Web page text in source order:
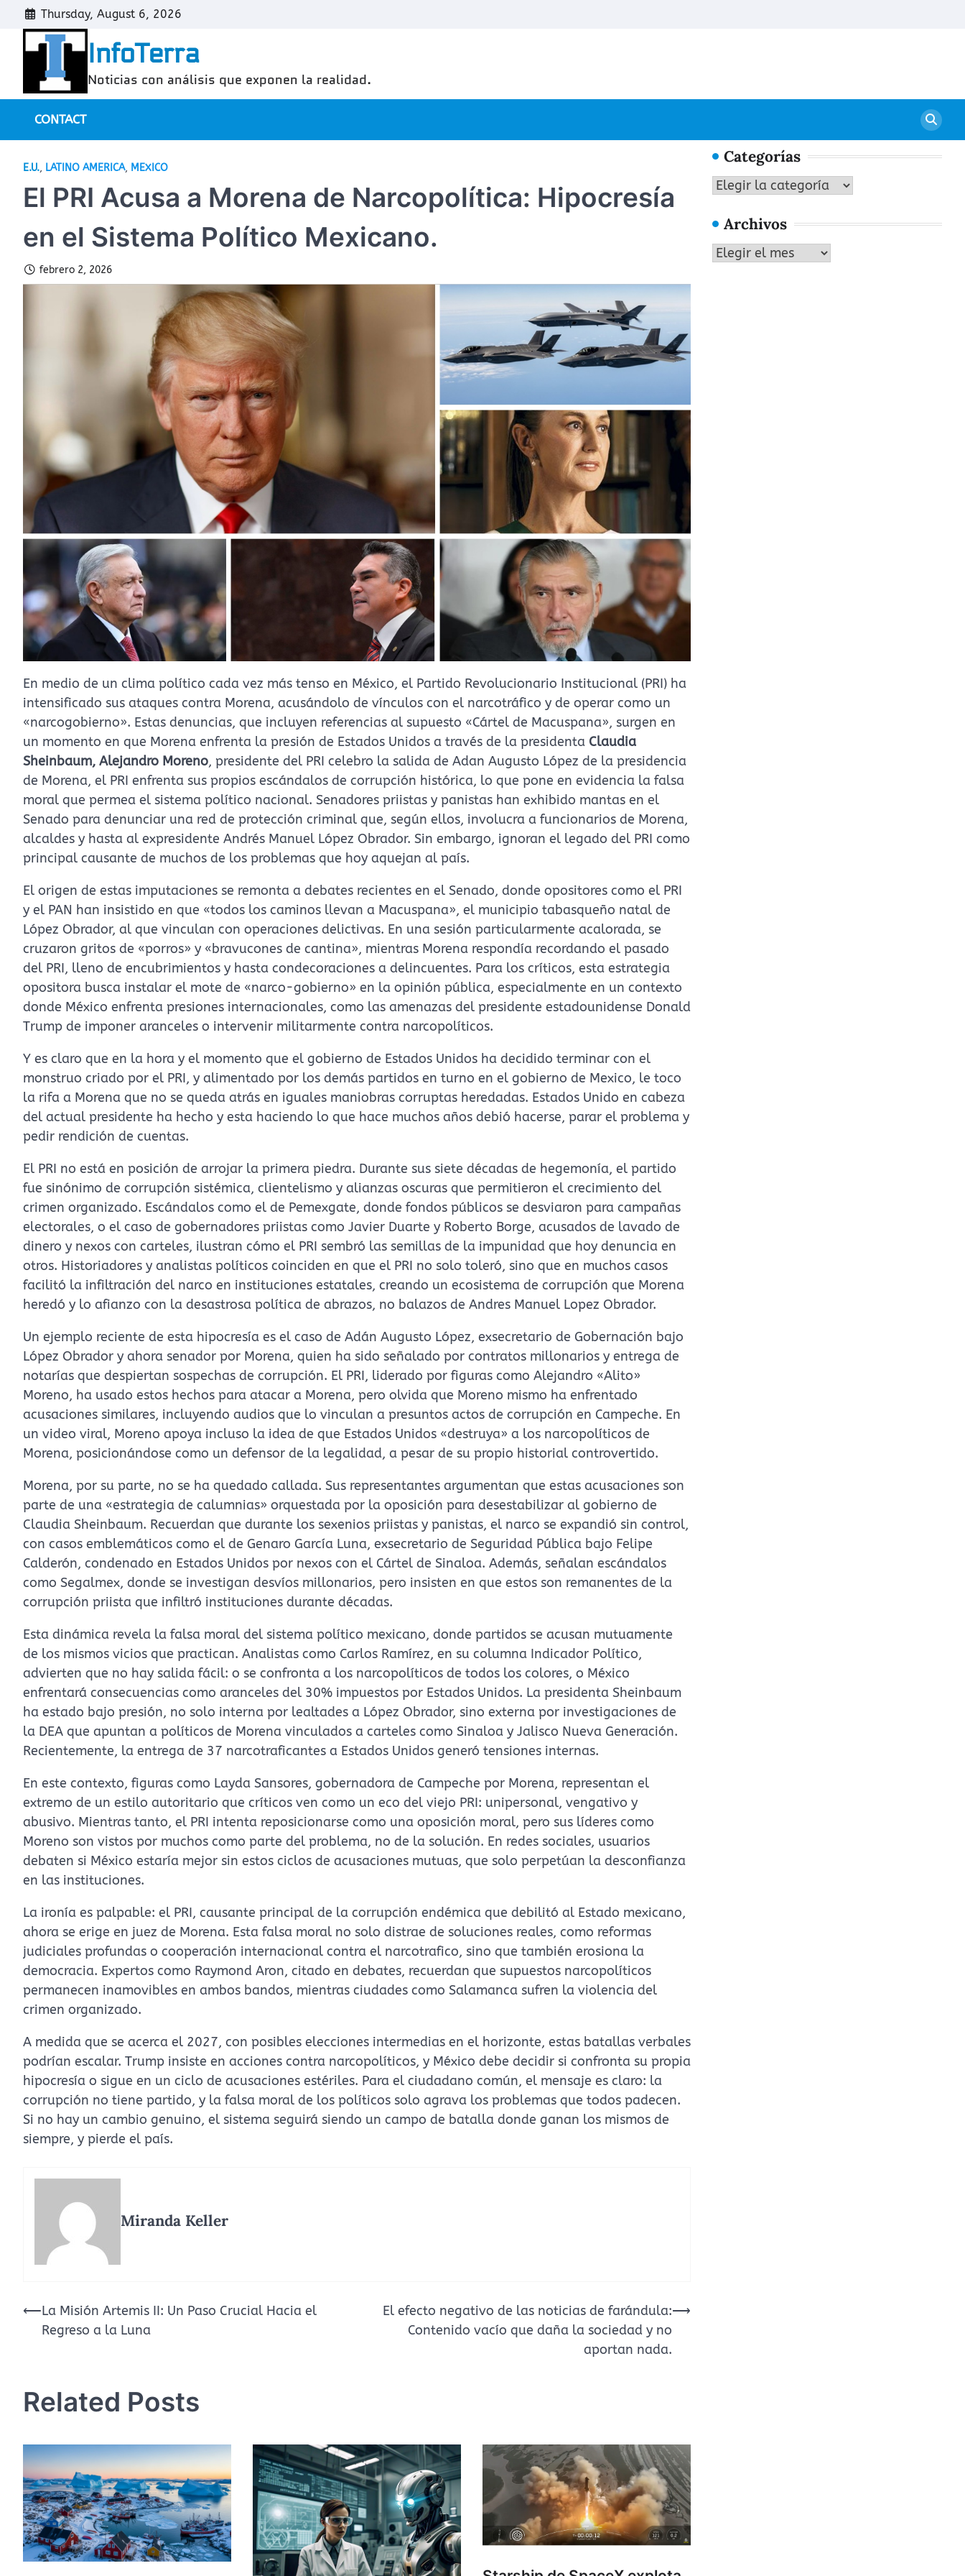
content
Thursday, August 6, 2026
InfoTerra
Noticias con análisis que exponen la realidad.
CONTACT
E.U., LATINO AMERICA, MEXICO
El PRI Acusa a Morena de Narcopolítica: Hipocresía
en el Sistema Político Mexicano.
febrero 2, 2026
En medio de un clima político cada vez más tenso en México, el Partido Revolucionario Institucional (PRI) ha
intensificado sus ataques contra Morena, acusándolo de vínculos con el narcotráfico y de operar como un
«narcogobierno». Estas denuncias, que incluyen referencias al supuesto «Cártel de Macuspana», surgen en
un momento en que Morena enfrenta la presión de Estados Unidos a través de la presidenta Claudia
Sheinbaum, Alejandro Moreno, presidente del PRI celebro la salida de Adan Augusto López de la presidencia
de Morena, el PRI enfrenta sus propios escándalos de corrupción histórica, lo que pone en evidencia la falsa
moral que permea el sistema político nacional. Senadores priistas y panistas han exhibido mantas en el
Senado para denunciar una red de protección criminal que, según ellos, involucra a funcionarios de Morena,
alcaldes y hasta al expresidente Andrés Manuel López Obrador. Sin embargo, ignoran el legado del PRI como
principal causante de muchos de los problemas que hoy aquejan al país.
El origen de estas imputaciones se remonta a debates recientes en el Senado, donde opositores como el PRI
y el PAN han insistido en que «todos los caminos llevan a Macuspana», el municipio tabasqueño natal de
López Obrador, al que vinculan con operaciones delictivas. En una sesión particularmente acalorada, se
cruzaron gritos de «porros» y «bravucones de cantina», mientras Morena respondía recordando el pasado
del PRI, lleno de encubrimientos y hasta condecoraciones a delincuentes. Para los críticos, esta estrategia
opositora busca instalar el mote de «narco-gobierno» en la opinión pública, especialmente en un contexto
donde México enfrenta presiones internacionales, como las amenazas del presidente estadounidense Donald
Trump de imponer aranceles o intervenir militarmente contra narcopolíticos.
Y es claro que en la hora y el momento que el gobierno de Estados Unidos ha decidido terminar con el
monstruo criado por el PRI, y alimentado por los demás partidos en turno en el gobierno de Mexico, le toco
la rifa a Morena que no se queda atrás en iguales maniobras corruptas heredadas. Estados Unido en cabeza
del actual presidente ha hecho y esta haciendo lo que hace muchos años debió hacerse, parar el problema y
pedir rendición de cuentas.
El PRI no está en posición de arrojar la primera piedra. Durante sus siete décadas de hegemonía, el partido
fue sinónimo de corrupción sistémica, clientelismo y alianzas oscuras que permitieron el crecimiento del
crimen organizado. Escándalos como el de Pemexgate, donde fondos públicos se desviaron para campañas
electorales, o el caso de gobernadores priistas como Javier Duarte y Roberto Borge, acusados de lavado de
dinero y nexos con carteles, ilustran cómo el PRI sembró las semillas de la impunidad que hoy denuncia en
otros. Historiadores y analistas políticos coinciden en que el PRI no solo toleró, sino que en muchos casos
facilitó la infiltración del narco en instituciones estatales, creando un ecosistema de corrupción que Morena
heredó y lo afianzo con la desastrosa política de abrazos, no balazos de Andres Manuel Lopez Obrador.
Un ejemplo reciente de esta hipocresía es el caso de Adán Augusto López, exsecretario de Gobernación bajo
López Obrador y ahora senador por Morena, quien ha sido señalado por contratos millonarios y entrega de
notarías que despiertan sospechas de corrupción. El PRI, liderado por figuras como Alejandro «Alito»
Moreno, ha usado estos hechos para atacar a Morena, pero olvida que Moreno mismo ha enfrentado
acusaciones similares, incluyendo audios que lo vinculan a presuntos actos de corrupción en Campeche. En
un video viral, Moreno apoya incluso la idea de que Estados Unidos «destruya» a los narcopolíticos de
Morena, posicionándose como un defensor de la legalidad, a pesar de su propio historial controvertido.
Morena, por su parte, no se ha quedado callada. Sus representantes argumentan que estas acusaciones son
parte de una «estrategia de calumnias» orquestada por la oposición para desestabilizar al gobierno de
Claudia Sheinbaum. Recuerdan que durante los sexenios priistas y panistas, el narco se expandió sin control,
con casos emblemáticos como el de Genaro García Luna, exsecretario de Seguridad Pública bajo Felipe
Calderón, condenado en Estados Unidos por nexos con el Cártel de Sinaloa. Además, señalan escándalos
como Segalmex, donde se investigan desvíos millonarios, pero insisten en que estos son remanentes de la
corrupción priista que infiltró instituciones durante décadas.
Esta dinámica revela la falsa moral del sistema político mexicano, donde partidos se acusan mutuamente
de los mismos vicios que practican. Analistas como Carlos Ramírez, en su columna Indicador Político,
advierten que no hay salida fácil: o se confronta a los narcopolíticos de todos los colores, o México
enfrentará consecuencias como aranceles del 30% impuestos por Estados Unidos. La presidenta Sheinbaum
ha estado bajo presión, no solo interna por lealtades a López Obrador, sino externa por investigaciones de
la DEA que apuntan a políticos de Morena vinculados a carteles como Sinaloa y Jalisco Nueva Generación.
Recientemente, la entrega de 37 narcotraficantes a Estados Unidos generó tensiones internas.
En este contexto, figuras como Layda Sansores, gobernadora de Campeche por Morena, representan el
extremo de un estilo autoritario que críticos ven como un eco del viejo PRI: unipersonal, vengativo y
abusivo. Mientras tanto, el PRI intenta reposicionarse como una oposición moral, pero sus líderes como
Moreno son vistos por muchos como parte del problema, no de la solución. En redes sociales, usuarios
debaten si México estaría mejor sin estos ciclos de acusaciones mutuas, que solo perpetúan la desconfianza
en las instituciones.
La ironía es palpable: el PRI, causante principal de la corrupción endémica que debilitó al Estado mexicano,
ahora se erige en juez de Morena. Esta falsa moral no solo distrae de soluciones reales, como reformas
judiciales profundas o cooperación internacional contra el narcotrafico, sino que también erosiona la
democracia. Expertos como Raymond Aron, citado en debates, recuerdan que supuestos narcopolíticos
permanecen inamovibles en ambos bandos, mientras ciudades como Salamanca sufren la violencia del
crimen organizado.
A medida que se acerca el 2027, con posibles elecciones intermedias en el horizonte, estas batallas verbales
podrían escalar. Trump insiste en acciones contra narcopolíticos, y México debe decidir si confronta su propia
hipocresía o sigue en un ciclo de acusaciones estériles. Para el ciudadano común, el mensaje es claro: la
corrupción no tiene partido, y la falsa moral de los políticos solo agrava los problemas que todos padecen.
Si no hay un cambio genuino, el sistema seguirá siendo un campo de batalla donde ganan los mismos de
siempre, y pierde el país.
Miranda Keller
Navegación
⟵La Misión Artemis II: Un Paso Crucial Hacia el
Regreso a la Luna
El efecto negativo de las noticias de farándula:
Contenido vacío que daña la sociedad y no
aportan nada.
⟶
Related Posts
Categorías
Categorías
Archivos
Archivos